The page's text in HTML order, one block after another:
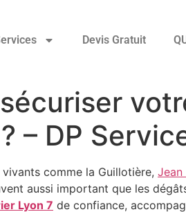
Devis Gratuit
– DP
comme la Guillotière, Jean
aussi important que les
Lyon 7 de confiance,